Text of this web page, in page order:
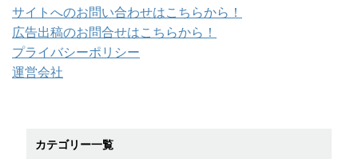
サイトへのお問い合わせはこちらから！
広告出稿のお問合せはこちらから！
プライバシーポリシー
運営会社
カテゴリー一覧